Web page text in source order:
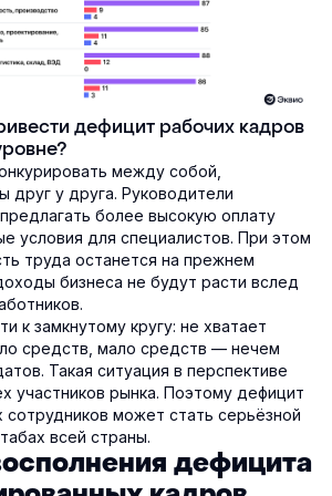
дефицит рабочих кадров
между собой,
друг у друга. Руководители
более высокую оплату
условия для специалистов. При этом
труда останется на прежнем
бизнеса не будут расти вслед
к замкнутому кругу: не хватает
средств, мало средств — нечем
Такая ситуация в перспективе
участников рынка. Поэтому дефицит
сотрудников может стать серьёзной
всей страны.
дефицита